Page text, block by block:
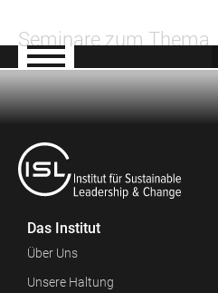
Seminare zum Thema
Das Institut
Über Uns
Unsere Haltung